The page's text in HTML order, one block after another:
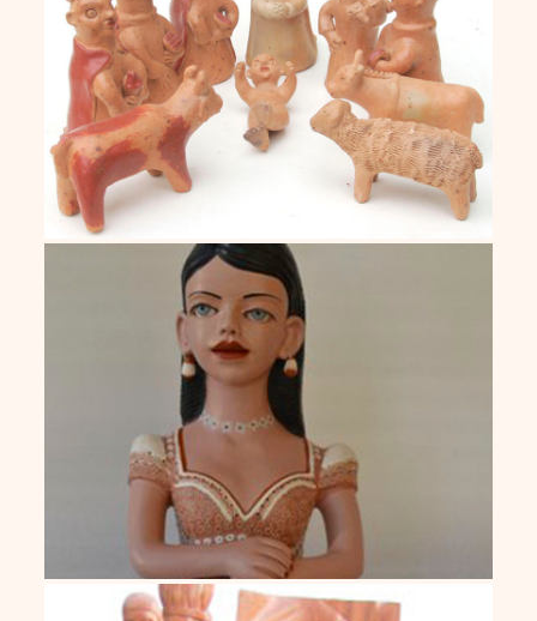
Virginia Yegros
Zezinha